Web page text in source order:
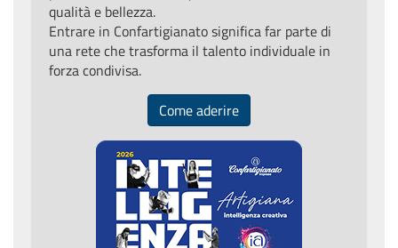
qualità e bellezza.
Entrare in Confartigianato significa far parte di
una rete che trasforma il talento individuale in
forza condivisa.
Come aderire